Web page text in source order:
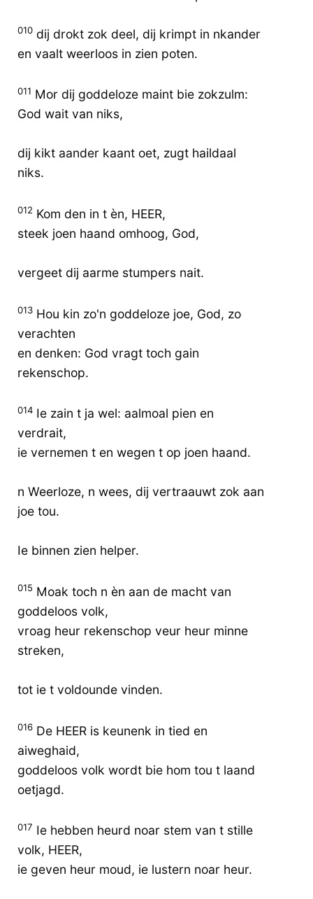
010 dij drokt zok deel, dij krimpt in nkander
en vaalt weerloos in zien poten.
011 Mor dij goddeloze maint bie zokzulm:
God wait van niks,
dij kikt aander kaant oet, zugt haildaal
niks.
012 Kom den in t èn, HEER,
steek joen haand omhoog, God,
vergeet dij aarme stumpers nait.
013 Hou kin zo'n goddeloze joe, God, zo
verachten
en denken: God vragt toch gain
rekenschop.
014 Ie zain t ja wel: aalmoal pien en
verdrait,
ie vernemen t en wegen t op joen haand.
n Weerloze, n wees, dij vertraauwt zok aan
joe tou.
Ie binnen zien helper.
015 Moak toch n èn aan de macht van
goddeloos volk,
vroag heur rekenschop veur heur minne
streken,
tot ie t voldounde vinden.
016 De HEER is keunenk in tied en
aiweghaid,
goddeloos volk wordt bie hom tou t laand
oetjagd.
017 Ie hebben heurd noar stem van t stille
volk, HEER,
ie geven heur moud, ie lustern noar heur.